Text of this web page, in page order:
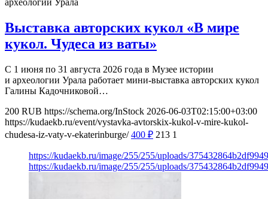
археологии Урала
Выставка авторских кукол «В мире
кукол. Чудеса из ваты»
С 1 июня по 31 августа 2026 года в Музее истории
и археологии Урала работает мини-выставка авторских кукол
Галины Кадочниковой…
200 RUB https://schema.org/InStock 2026-06-03T02:15:00+03:00
https://kudaekb.ru/event/vystavka-avtorskix-kukol-v-mire-kukol-
chudesa-iz-vaty-v-ekaterinburge/ 400 ₽ 213 1
https://kudaekb.ru/image/255/255/uploads/
https://kudaekb.ru/image/255/255/uploads/